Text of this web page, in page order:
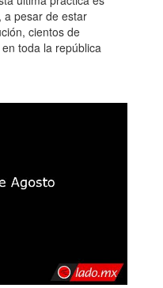
a pesar de estar
cientos de
en toda la república